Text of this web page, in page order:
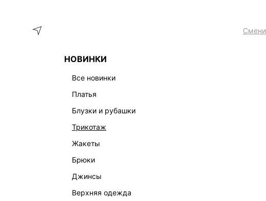
НОВИНКИ
все новинки
платья
блузки и рубашки
трикотаж
жакеты
брюки
джинсы
верхняя одежда
ОДЕЖДА ШОРТЫ МИНИ СО СРЕДНЕЙ